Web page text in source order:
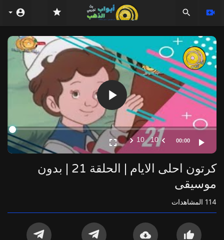
Video
Player
00:00
10
10
كرتون احلى الايام | الحلقة 21 | بدون
موسيقى
114 المشاهدات